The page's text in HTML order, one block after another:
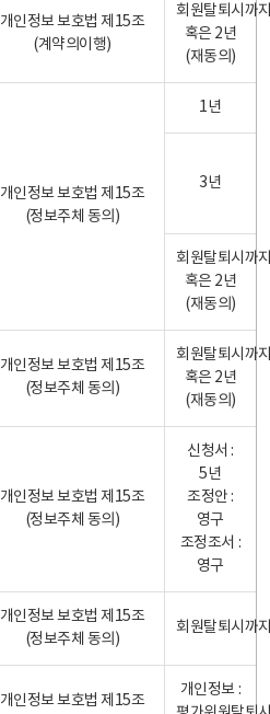
개인정보 보호법 제15조
(계약의이행)
회원탈퇴시까
혹은 2년
(재동의)
개인정보 보호법 제15조
(정보주체 동의)
1년
3년
회원탈퇴시까
혹은 2년
(재동의)
개인정보 보호법 제15조
(정보주체 동의)
회원탈퇴시까
혹은 2년
(재동의)
개인정보 보호법 제15조
(정보주체 동의)
신청서 :
5년
조정안 :
영구
조정조서 :
영구
개인정보 보호법 제15조
(정보주체 동의)
회원탈퇴시까
개인정보 보호법 제15조
개인정보 :